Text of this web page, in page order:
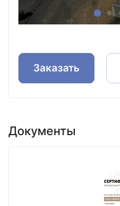
Заказать
Документы